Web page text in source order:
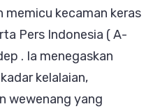
kecaman keras
Pers Indonesia ( A-
. Ia menegaskan
kelalaian,
wewenang yang